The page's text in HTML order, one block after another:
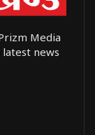
Media
news